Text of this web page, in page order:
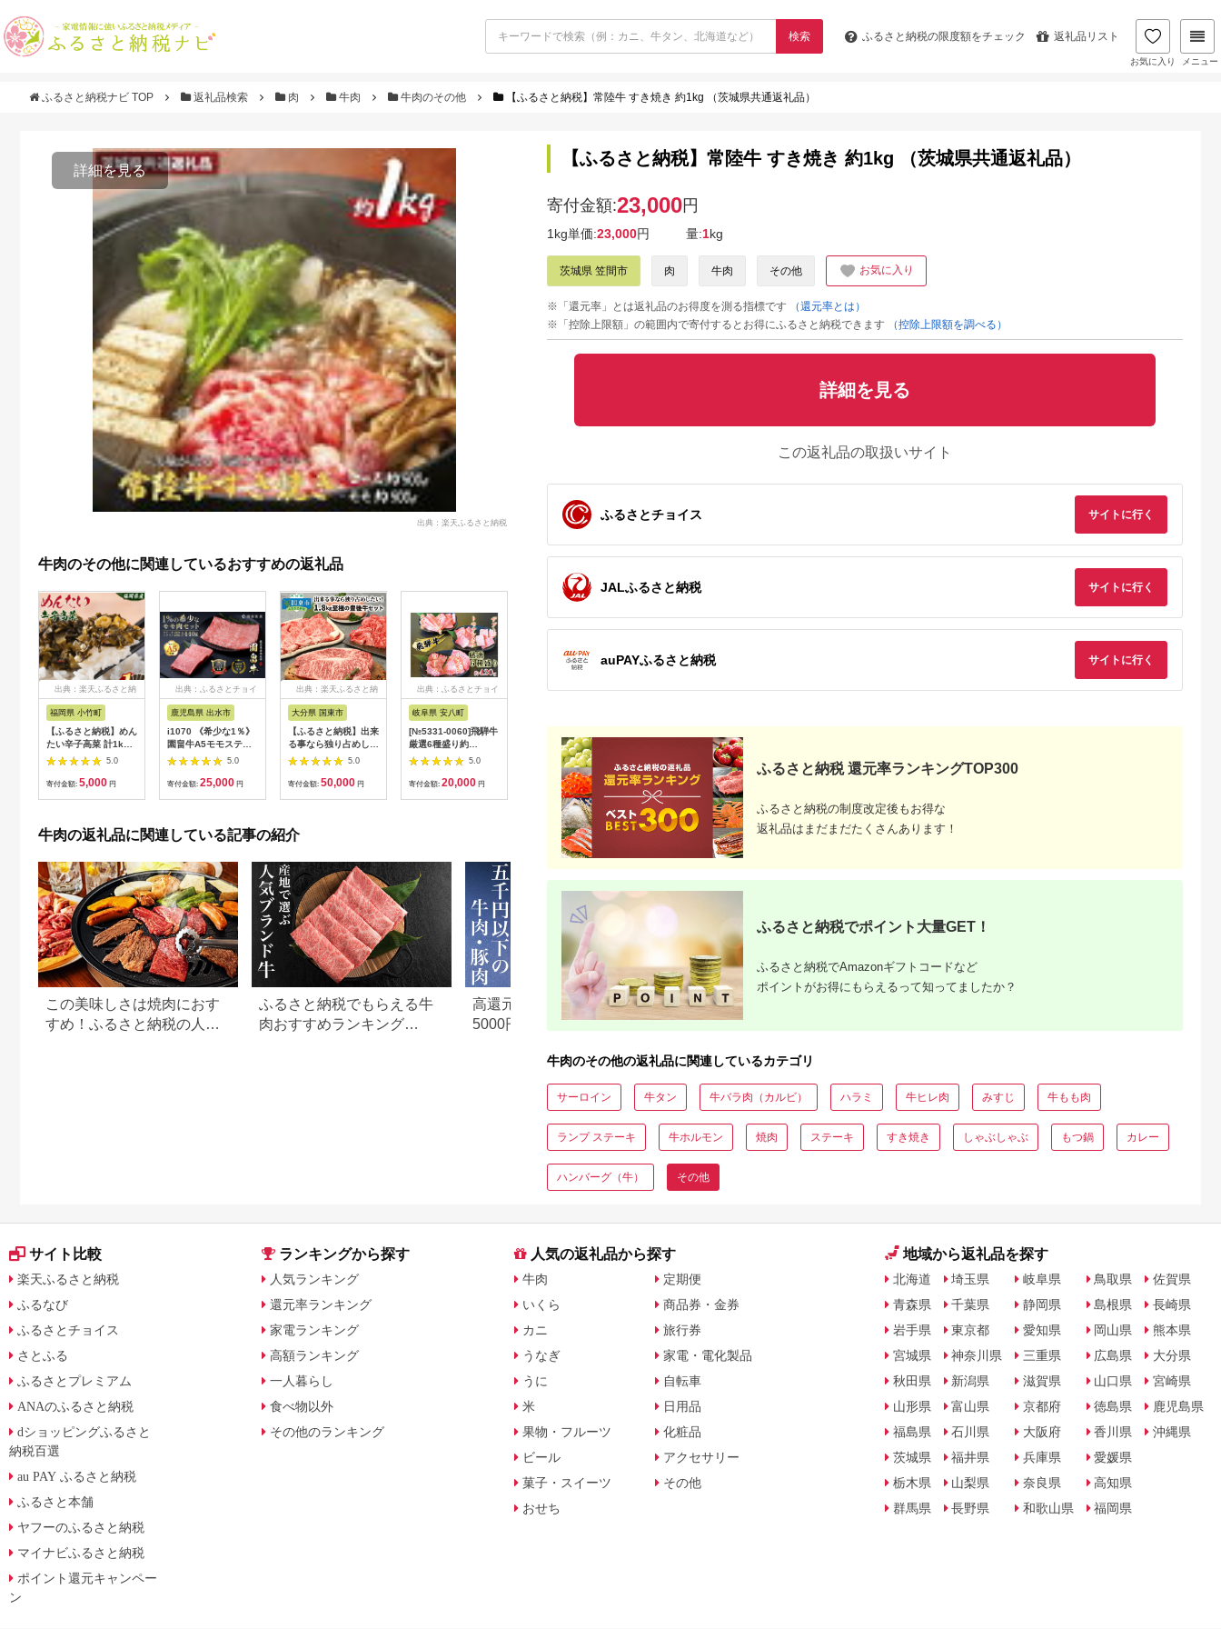
検索 ふるさと納税の限度額をチェック 返礼品リスト
お気に入り メニュー
ふるさと納税ナビ TOP 返礼品検索 肉 牛肉 牛肉のその他 【ふるさと納税】常陸牛 すき焼き 約1kg （茨城県共通返礼品）
詳細を見る
出典：楽天ふるさと納税
牛肉のその他に関連しているおすすめの返礼品
出典：楽天ふるさと納
福岡県 小竹町
【ふるさと納税】めん
たい辛子高菜 計1kg
(200g×5p)《30日以内
に出荷予定(土日祝除
く)》 福岡県 小竹町
5.0
寄付金額: 5,000 円
出典：ふるさとチョイ
鹿児島県 出水市
i1070 《希少な1％》
園畠牛A5モモステー
キ 3枚・240g＆モモ
スライス 200g セット
(計440g) 鹿児島県出
国産 九州産 A5 A5等
級 ブランド牛 冷凍 プ
園畠牛 【園畠畜産】
5.0
寄付金額: 25,000 円
出典：楽天ふるさと納
大分県 国東市
【ふるさと納税】出来
る事なら独り占めした
い！1.8kg至極の豊後
5.0
寄付金額: 50,000 円
出典：ふるさとチョイ
岐阜県 安八町
[№5331-0060]飛騨牛
厳選6種盛り約
420g（ミスジ・カル
ビ・ロース・ザブト
ン・カイノミ・トモサ
5.0
寄付金額: 20,000 円
出典：楽天ふるさと納
牛焼肉用切落とし
300g （特製タレ付
） お肉 牛肉 牧場
厳選 最上級 幻 信頼
極上 ビーフ 美味しい
サシ 上質 脂 上品 肉
汁 焼肉 バーベキュー
たれ 調味料
5.0
寄付金額:10,000 円
出典：楽天ふるさと納
和牛欲張りセット 切
り落とし 250g ハンバ
ーグ 120g 8個
［No.433］
5.0
寄付金額:12,000円
出典：楽天ふるさと納
C232-030
5.0
出典：楽天ふるさと納
もも肉スライス(内も
ライス にくほんぽ黒
答用 送料無料 AE-31-
日本一！】
5.0
出典：楽天ふるさと納
ット(黒豚肩ロース
御飯 おかず 【スーパ
出典：楽天ふるさと
原市 送料無料
牛肉の返礼品に関連している記事の紹介
この美味しさは焼肉におす
すめ！ふるさと納税の人気
ふるさと納税でもらえる牛
肉おすすめランキング
高還元率！ふるさと納税
5000円以下でおすすめ牛肉
【2026年版】楽天ふるさと
納税 還元率ランキング｜高
に比較
【ふるさと納税】常陸牛 すき焼き 約1kg （茨城県共通返礼品）
寄付金額:23,000円
1kg単価:23,000円 量:1kg
茨城県 笠間市 肉 牛肉 その他 お気に入り
※「還元率」とは返礼品のお得度を測る指標です
（還元率とは）
※「控除上限額」の範囲内で寄付するとお得にふるさと納税できます
（控除上限額を調べる）
詳細を見る
この返礼品の取扱いサイト
ふるさとチョイス サイトに行く
JALふるさと納税 サイトに行く
auPAYふるさと納税 サイトに行く
ふるさと納税 還元率ランキングTOP300
ふるさと納税の制度改定後もお得な
返礼品はまだまだたくさんあります！
ふるさと納税でポイント大量GET！
ふるさと納税でAmazonギフトコードなど
ポイントがお得にもらえるって知ってましたか？
牛肉のその他の返礼品に関連しているカテゴリ
サーロイン 牛タン 牛バラ肉（カルビ） ハラミ 牛ヒレ肉 みすじ 牛もも肉
ランプ ステーキ 牛ホルモン 焼肉 ステーキ すき焼き しゃぶしゃぶ もつ鍋 カレー
ハンバーグ（牛） その他
サイト比較
楽天ふるさと納税
ふるなび
ふるさとチョイス
さとふる
ふるさとプレミアム
ANAのふるさと納税
dショッピングふるさと
納税百選
au PAY ふるさと納税
ふるさと本舗
ヤフーのふるさと納税
マイナビふるさと納税
ポイント還元キャンペー
ン
ランキングから探す
人気ランキング
還元率ランキング
家電ランキング
高額ランキング
一人暮らし
食べ物以外
その他のランキング
人気の返礼品から探す
牛肉
いくら
カニ
うなぎ
うに
米
果物・フルーツ
ビール
菓子・スイーツ
おせち
定期便
商品券・金券
旅行券
家電・電化製品
自転車
日用品
化粧品
アクセサリー
その他
地域から返礼品を探す
北海道
青森県
岩手県
宮城県
秋田県
山形県
福島県
茨城県
栃木県
群馬県
埼玉県
千葉県
東京都
神奈川県
新潟県
富山県
石川県
福井県
山梨県
長野県
岐阜県
静岡県
愛知県
三重県
滋賀県
京都府
大阪府
兵庫県
奈良県
和歌山県
鳥取県
島根県
岡山県
広島県
山口県
徳島県
香川県
愛媛県
高知県
福岡県
佐賀県
長崎県
熊本県
大分県
宮崎県
鹿児島県
沖縄県